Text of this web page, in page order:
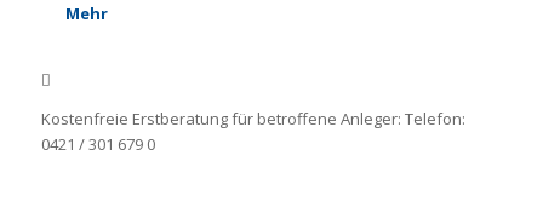
Mehr
Kostenfreie Erstberatung für betroffene Anleger: Telefon:
0421 / 301 679 0